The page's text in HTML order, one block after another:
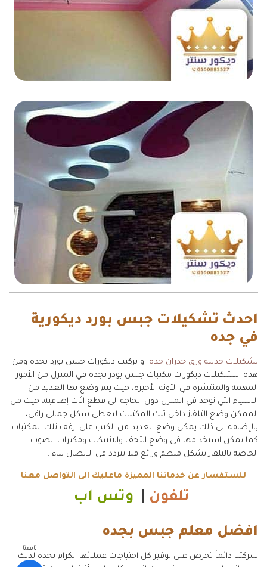
احدث تشكيلات جبس بورد ديكورية
في جده
تشكيلات حديثة ورق جدران جدة و تركيب ديكورات جبس بورد بجده ومن
هذة التشكيلات ديكورات مكتبات جبس بودر بجدة في المنزل من الأمور
المهمه والمنتشره في الآونه الأخيره، حيث يتم وضع بها العديد من
الاشياء التي توجد في المنزل دون الحاجه الى قطع اثاث إضافيه، حيث من
الممكن وضع التلفاز داخل تلك المكتبات ليعطي شكل جمالي راقي،
بالإضافه الى ذلك يمكن وضع العديد من الكتب على ارفف تلك المكتبات،
كما يمكن استخدامها في وضع التحف والانتيكات ومكبرات الصوت
الخاصه بالتلفاز بشكل منظم ورائع فلا تتردد في الاتصال بناء .
للستفسار عن خدماتنا المميزة ماعليك الى التواصل معنا
تلفون وتس اب
افضل معلم جبس بجده
شركتنا دائماُ تحرص على توفير كل احتياجات عملائها الكرام بجده لذلك
تابعنا